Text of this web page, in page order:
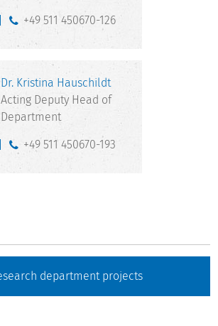
+49 511 450670-126
Dr. Kristina Hauschildt
Acting Deputy Head of
Department
+49 511 450670-193
department projects